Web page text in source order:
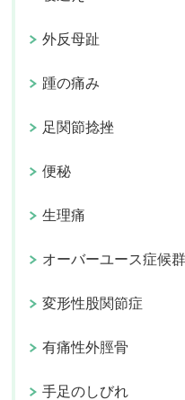
外反母趾
踵の痛み
足関節捻挫
便秘
生理痛
オーバーユース症候群
変形性股関節症
有痛性外脛骨
手足のしびれ